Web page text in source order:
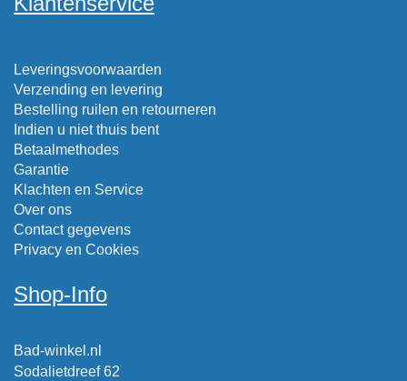
Leveringsvoorwaarden
Verzending en levering
Bestelling ruilen en retourneren
Indien u niet thuis bent
Betaalmethodes
Garantie
Klachten en Service
Over ons
Contact gegevens
Privacy en Cookies
Shop-Info
Bad-winkel.nl
Sodalietdreef 62